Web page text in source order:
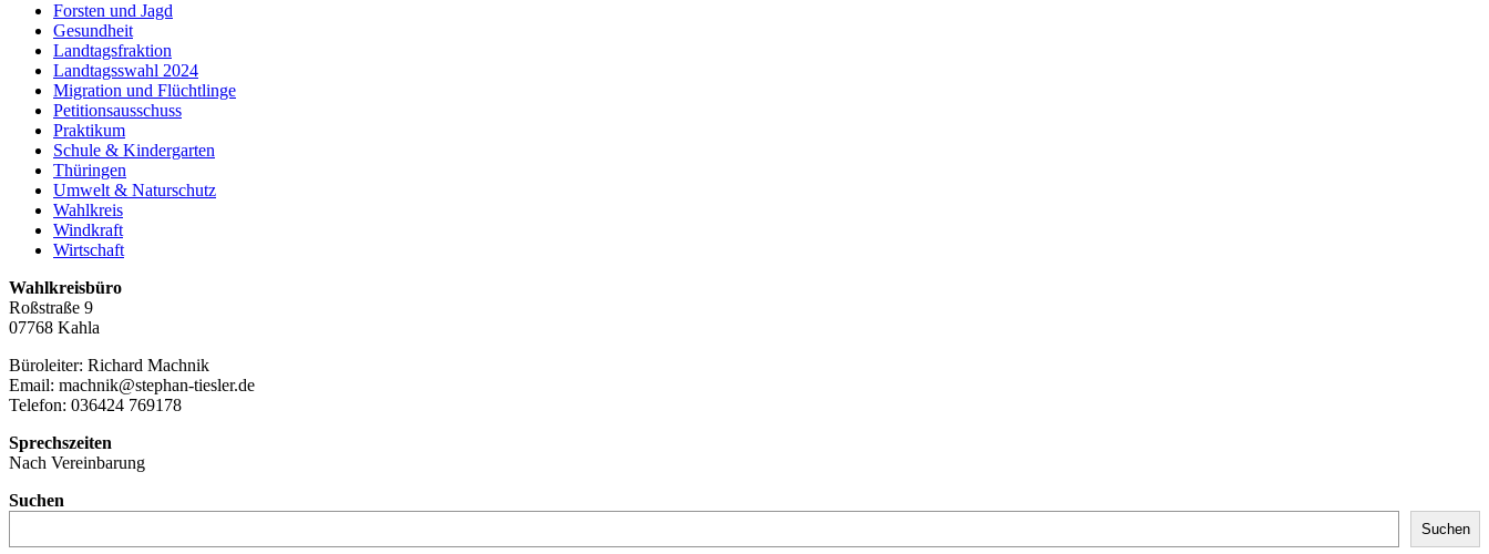
Forsten und Jagd
Gesundheit
Landtagsfraktion
Landtagsswahl 2024
Migration und Flüchtlinge
Petitionsausschuss
Praktikum
Schule & Kindergarten
Thüringen
Umwelt & Naturschutz
Wahlkreis
Windkraft
Wirtschaft
Wahlkreisbüro
Roßstraße 9
07768 Kahla
Büroleiter: Richard Machnik
Email: machnik@stephan-tiesler.de
Telefon: 036424 769178
Sprechszeiten
Nach Vereinbarung
Suchen
Suchen